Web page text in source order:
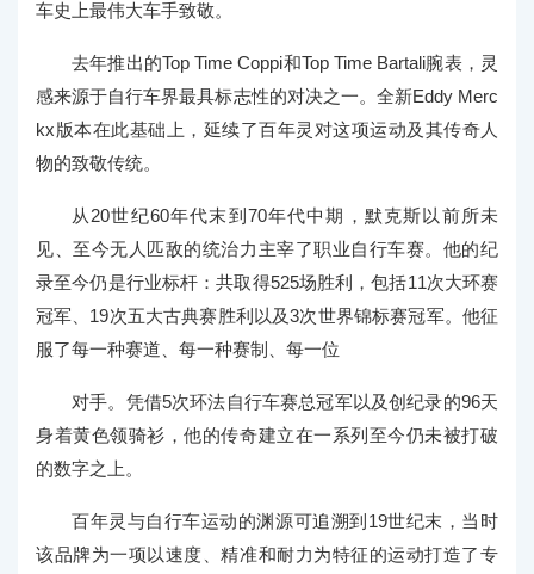
车史上最伟大车手致敬。
去年推出的Top Time Coppi和Top Time Bartali腕表，灵
感来源于自行车界最具标志性的对决之一。全新Eddy Merc
kx版本在此基础上，延续了百年灵对这项运动及其传奇人
物的致敬传统。
从20世纪60年代末到70年代中期，默克斯以前所未
见、至今无人匹敌的统治力主宰了职业自行车赛。他的纪
录至今仍是行业标杆：共取得525场胜利，包括11次大环赛
冠军、19次五大古典赛胜利以及3次世界锦标赛冠军。他征
服了每一种赛道、每一种赛制、每一位
对手。凭借5次环法自行车赛总冠军以及创纪录的96天
身着黄色领骑衫，他的传奇建立在一系列至今仍未被打破
的数字之上。
百年灵与自行车运动的渊源可追溯到19世纪末，当时
该品牌为一项以速度、精准和耐力为特征的运动打造了专